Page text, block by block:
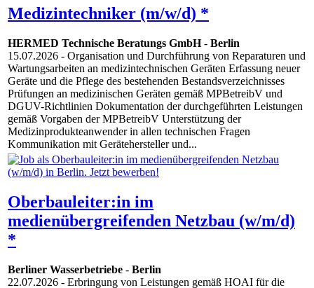
Medizintechniker (m/w/d) *
HERMED Technische Beratungs GmbH- Berlin
15.07.2026 - Organisation und Durchführung von Reparaturen und
Wartungsarbeiten an medizintechnischen Geräten Erfassung neuer
Geräte und die Pflege des bestehenden Bestandsverzeichnisses
Prüfungen an medizinischen Geräten gemäß MPBetreibV und
DGUV-Richtlinien Dokumentation der durchgeführten Leistungen
gemäß Vorgaben der MPBetreibV Unterstützung der
Medizinprodukteanwender in allen technischen Fragen
Kommunikation mit Gerätehersteller und...
Oberbauleiter:in im
medienübergreifenden Netzbau (w/m/d)
*
Berliner Wasserbetriebe - Berlin
22.07.2026 - Erbringung von Leistungen gemäß HOAI für die